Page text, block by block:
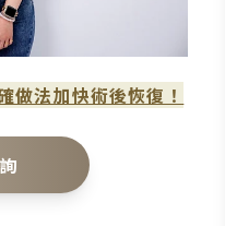
做法加快術後恢復！